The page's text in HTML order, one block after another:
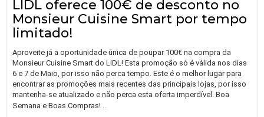
LIDL oferece 100€ de desconto no
Monsieur Cuisine Smart por tempo
limitado!
Aproveite já a oportunidade única de poupar 100€ na compra da
Monsieur Cuisine Smart do LIDL! Esta promoção só é válida nos dias
6 e 7 de Maio, por isso não perca tempo. Este é o melhor lugar para
encontrar as promoções mais recentes das principais lojas, por isso
mantenha-se atualizado e não perca esta oferta imperdível. Boa
Semana e Boas Compras! …